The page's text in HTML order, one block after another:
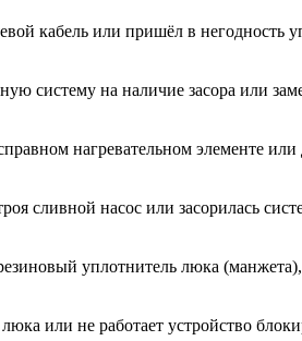
кабель или пришёл в негодность
систему на наличие засора или
нагревательном элементе или
сливной насос или засорилась
уплотнитель люка
или не работает устройство